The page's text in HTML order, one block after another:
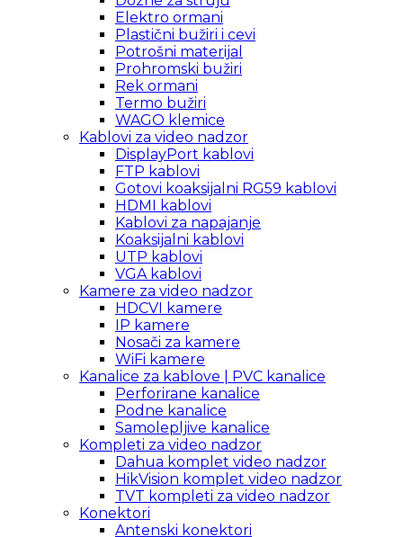
Elektro ormani
Plastični bužiri i cevi
Potrošni materijal
Prohromski bužiri
Rek ormani
Termo bužiri
WAGO klemice
Kablovi za video nadzor
DisplayPort kablovi
FTP kablovi
Gotovi koaksijalni RG59 kablovi
HDMI kablovi
Kablovi za napajanje
Koaksijalni kablovi
UTP kablovi
VGA kablovi
Kamere za video nadzor
HDCVI kamere
IP kamere
Nosači za kamere
WiFi kamere
Kanalice za kablove | PVC kanalice
Perforirane kanalice
Podne kanalice
Samolepljive kanalice
Kompleti za video nadzor
Dahua komplet video nadzor
HikVision komplet video nadzor
TVT kompleti za video nadzor
Konektori
Antenski konektori